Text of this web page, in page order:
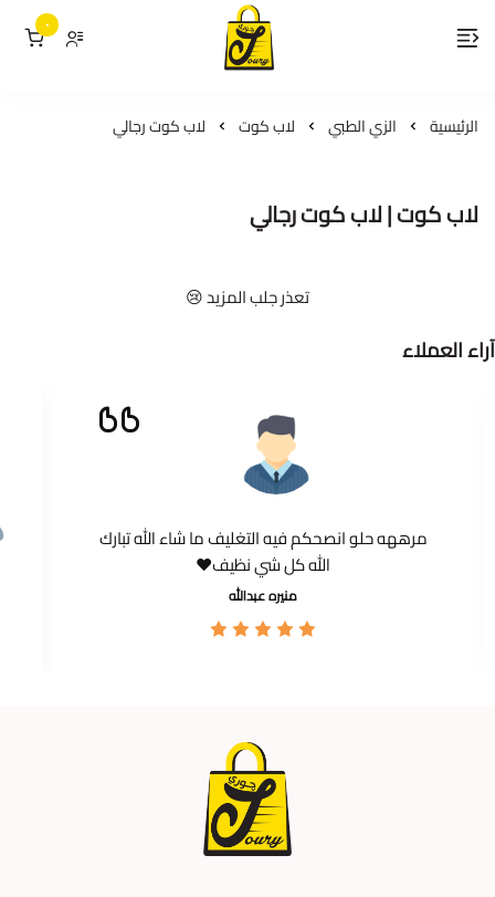
لمسات جوري
٠
الرئيسية الزي الطبي لاب كوت لاب كوت رجالي
لاب كوت | لاب كوت رجالي
تعذر جلب المزيد 😢
آراء العملاء
مرههه حلو انصحكم فيه التغليف ما شاء الله تبارك
الله كل شي نظيف❤️
منيره عبدالله